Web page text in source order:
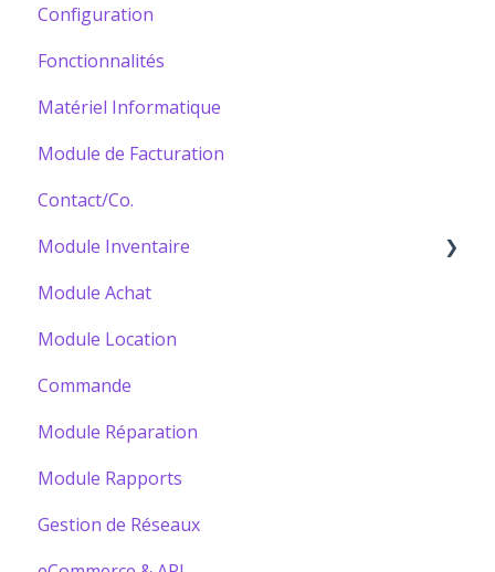
Configuration
Fonctionnalités
Matériel Informatique
Module de Facturation
Contact/Co.
Module Inventaire
Bâtir votre Catalogue
Module Achat
Module Location
Commande
Module Réparation
Module Rapports
Gestion de Réseaux